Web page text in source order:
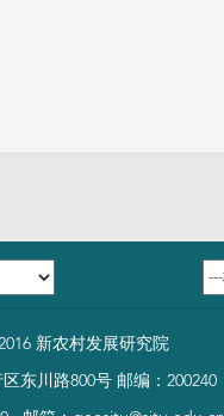
新农村发展研究院
东川路800号 邮编：200240